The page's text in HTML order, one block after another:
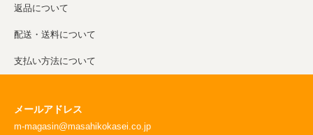
返品について
配送・送料について
支払い方法について
メールアドレス
m-magasin@masahikokasei.co.jp